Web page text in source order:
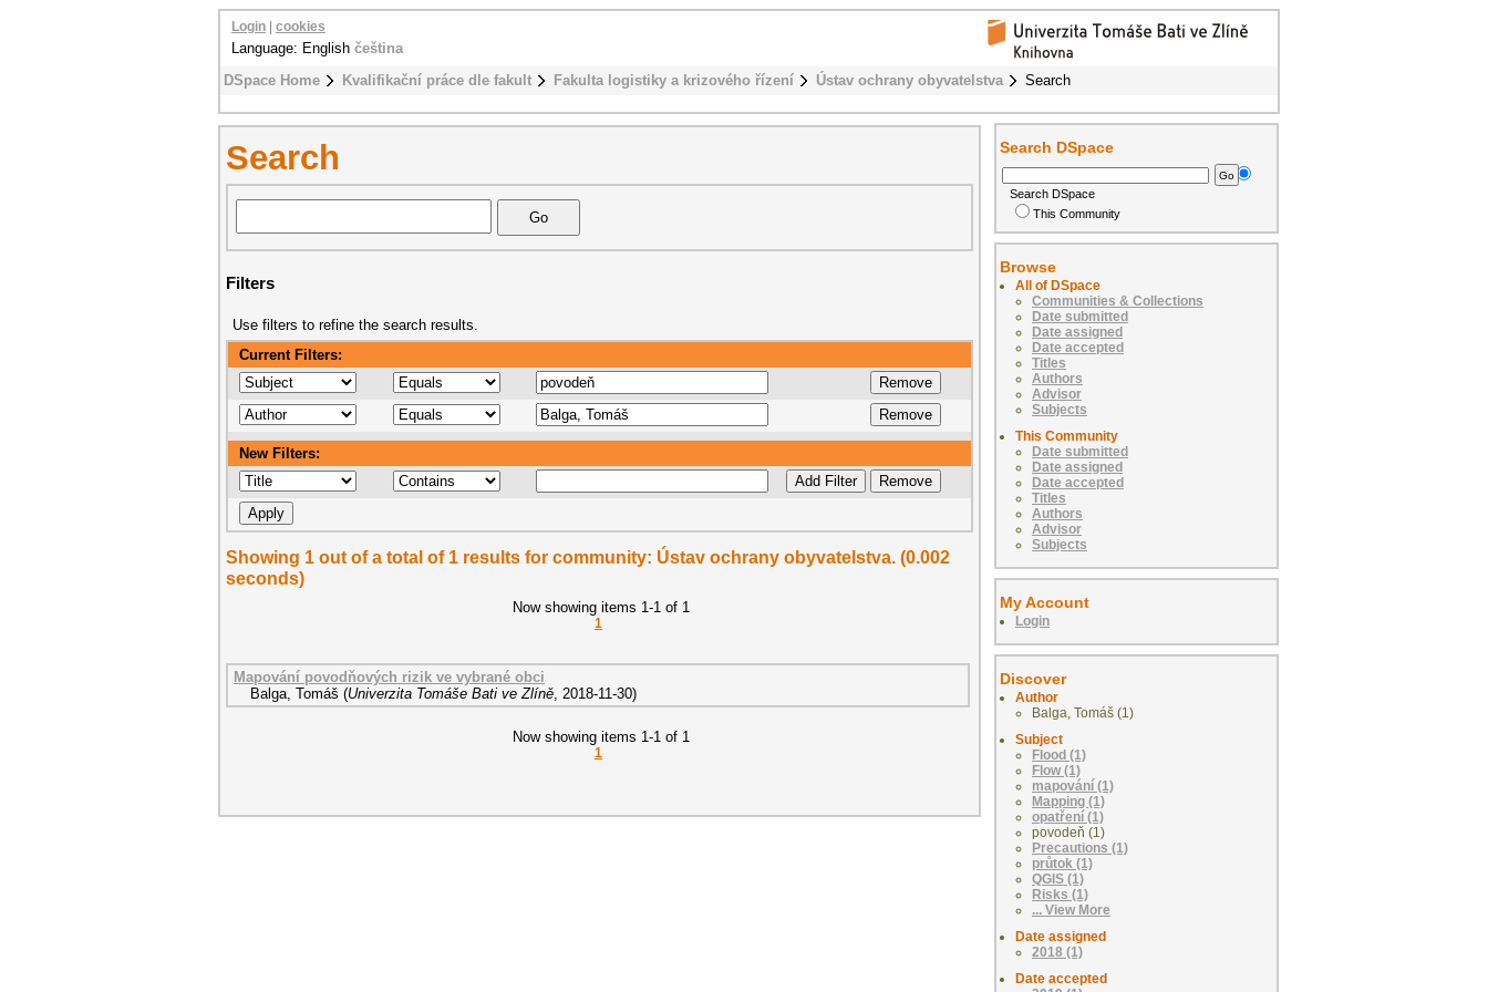
DSpace Home Kvalifikační práce dle fakult Fakulta logistiky a krizového řízení Ústav ochrany obyvatelstva Search
Login cookies
Language: English čeština
Search
Filters
Use filters to refine the search results.
Current Filters:
New Filters:
Showing 1 out of a total of 1 results for community: Ústav ochrany obyvatelstva. (0.002
seconds)
Now showing items 1-1 of 1
1
Mapování povodňových rizik ve vybrané obci
Balga, Tomáš (Univerzita Tomáše Bati ve Zlíně, 2018-11-30)
Now showing items 1-1 of 1
1
Search DSpace
Search DSpace
This Community
Browse
All of DSpace
Communities & Collections
Date submitted
Date assigned
Date accepted
Titles
Authors
Advisor
Subjects
This Community
Date submitted
Date assigned
Date accepted
Titles
Authors
Advisor
Subjects
My Account
Login
Discover
Author
Balga, Tomáš (1)
Subject
Flood (1)
Flow (1)
mapování (1)
Mapping (1)
opatření (1)
povodeň (1)
Precautions (1)
průtok (1)
QGIS (1)
Risks (1)
... View More
Date assigned
2018 (1)
Date accepted